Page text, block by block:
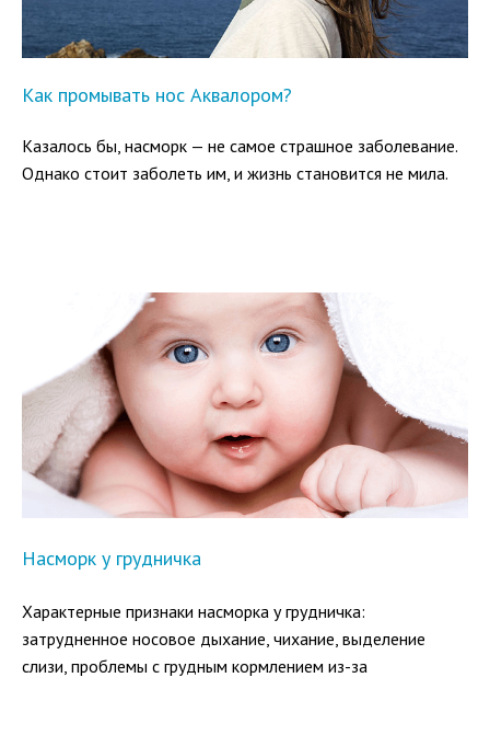
Как промывать нос Аквалором?
Казалось бы, насморк — не самое страшное заболевание.
Однако стоит заболеть им, и жизнь становится не мила.
Насморк у грудничка
Характерные признаки насморка у грудничка:
затрудненное носовое дыхание, чихание, выделение
слизи, проблемы с грудным кормлением из-за